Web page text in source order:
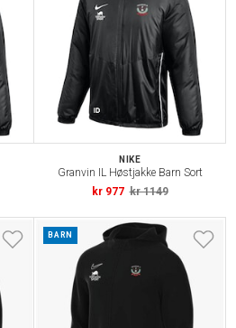
NIKE
Granvin IL Høstjakke Barn Sort
kr 977 kr 1149
BARN